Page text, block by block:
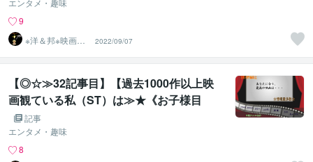
エンタメ・趣味
9
※洋＆邦※映画10
00作以上鑑賞済
のST
2022/09/07
【◎☆≫32記事目】【過去1000作以上映
画観ている私（ST）は≫★《お子様目
線》☆≪の映画もご紹介可能！！」～無料
掲載ver～】
記事
エンタメ・趣味
8